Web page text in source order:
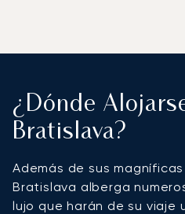
¿Dónde
Bratislava?
Además de sus
Bratislava alberga
lujo que harán de su viaje